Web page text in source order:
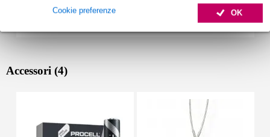
OK
Cookie preferenze
Accessori (4)